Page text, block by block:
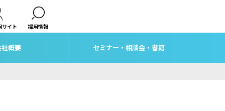
サイト 採用情報
概要 セミナー・相談会・書籍